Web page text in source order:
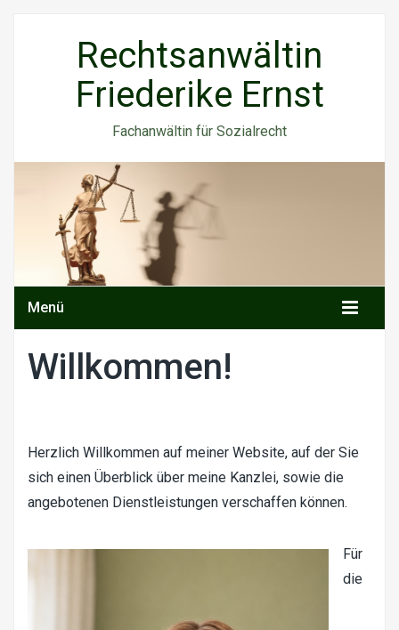
Rechtsanwältin
Friederike Ernst
Fachanwältin für Sozialrecht
Menü
Willkommen!
Herzlich Willkommen auf meiner Website, auf der Sie
sich einen Überblick über meine Kanzlei, sowie die
angebotenen Dienstleistungen verschaffen können.
Für
die